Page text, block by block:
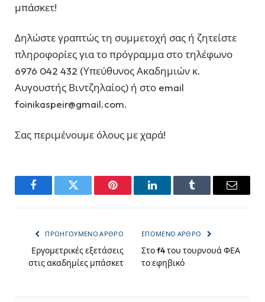
μπάσκετ!
Δηλώστε γραπτώς τη συμμετοχή σας ή ζητείστε
πληροφορίες για το πρόγραμμα στο τηλέφωνο
6976 042 432 (Υπεύθυνος Ακαδημιών κ.
Αυγουστής Βιντζηλαίος) ή στο email
foinikaspeir@gmail.com.
Σας περιμένουμε όλους με χαρά!
FacebookTwitter Pinterest LinkedInTumblr Email
ΠΡΟΗΓΟΎΜΕΝΟ ΆΡΘΡΟ
Εργομετρικές εξετάσεις
στις ακαδημίες μπάσκετ
ΕΠΌΜΕΝΟ ΆΡΘΡΟ
Στο f4 του τουρνουά ΦΕΑ
το εφηβικό